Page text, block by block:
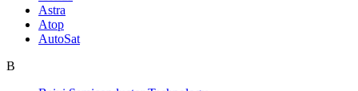
Astra
Atop
AutoSat
B